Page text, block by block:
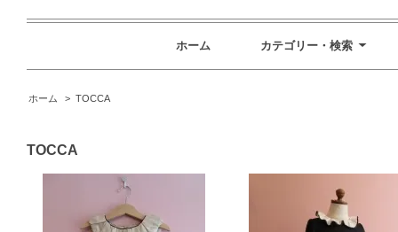
ホーム カテゴリー・検索
ホーム > TOCCA
TOCCA